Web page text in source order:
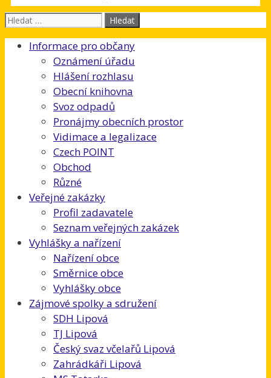
Hledat:
Informace pro občany
Oznámení úřadu
Hlášení rozhlasu
Obecní knihovna
Svoz odpadů
Pronájmy obecních prostor
Vidimace a legalizace
Czech POINT
Obchod
Různé
Veřejné zakázky
Profil zadavatele
Seznam veřejných zakázek
Vyhlášky a nařízení
Nařízení obce
Směrnice obce
Vyhlášky obce
Zájmové spolky a sdružení
SDH Lipová
TJ Lipová
Český svaz včelařů Lipová
Zahrádkáři Lipová